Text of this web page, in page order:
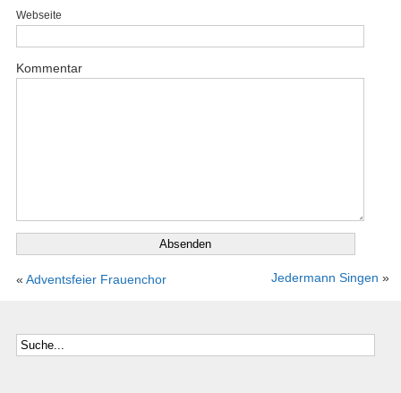
Webseite
Kommentar
« Adventsfeier Frauenchor Jedermann Singen »